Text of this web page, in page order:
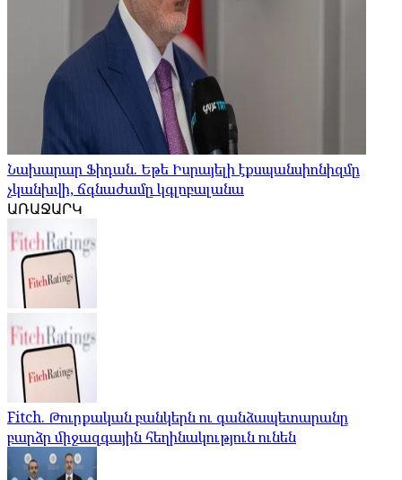
Նախարար Ֆիդան. Եթե Իսրայելի էքսպանսիոնիզմը
չկանխվի, ճգնաժամը կգլոբալանա
ԱՌԱՋԱՐԿ
Fitch. Թուրքական բանկերն ու գանձապետարանը
բարձր միջազգային հեղինակություն ունեն